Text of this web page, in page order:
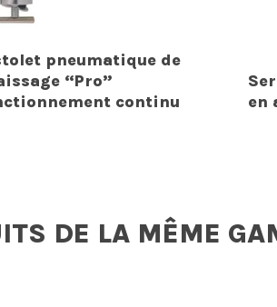
pneumatique de
“Pro”
continu
en
DE LA MÊME